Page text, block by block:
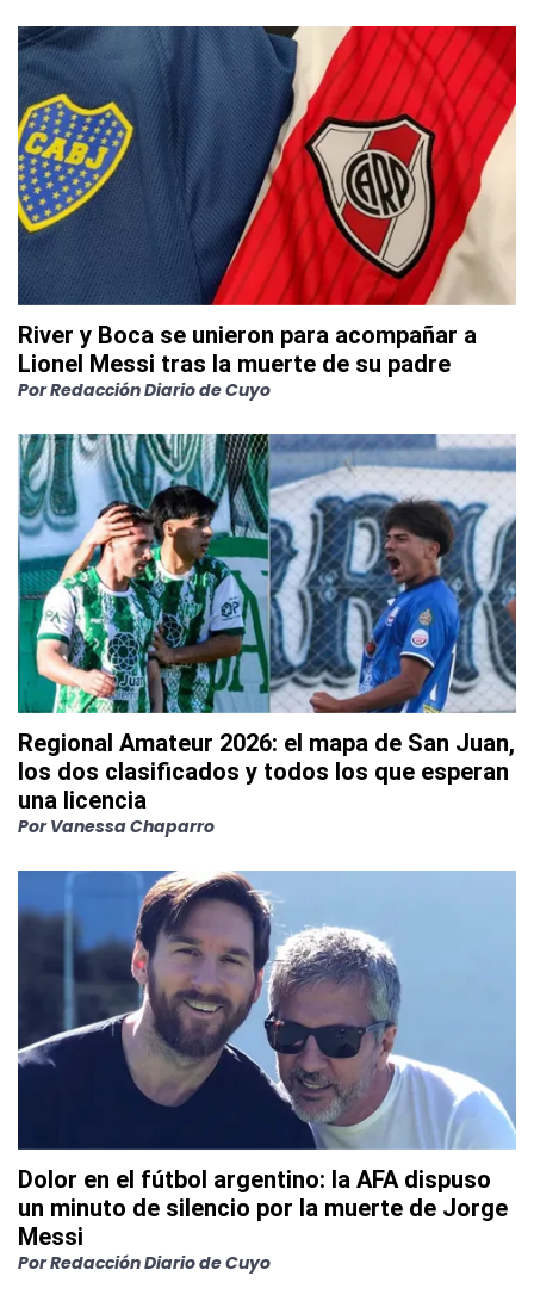
River y Boca se unieron para acompañar a
Lionel Messi tras la muerte de su padre
PorRedacción Diario de Cuyo
Regional Amateur 2026: el mapa de San Juan,
los dos clasificados y todos los que esperan
una licencia
Por Vanessa Chaparro
Dolor en el fútbol argentino: la AFA dispuso
un minuto de silencio por la muerte de Jorge
Messi
PorRedacción Diario de Cuyo